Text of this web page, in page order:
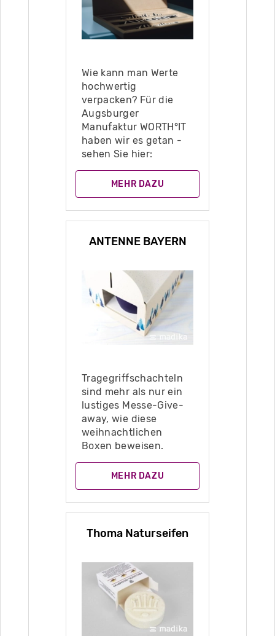
Wie kann man Werte
hochwertig
verpacken? Für die
Augsburger
Manufaktur WORTH°IT
haben wir es getan -
sehen Sie hier:
MEHR DAZU
ANTENNE BAYERN
Tragegriffschachteln
sind mehr als nur ein
lustiges Messe-Give-
away, wie diese
weihnachtlichen
Boxen beweisen.
MEHR DAZU
Thoma Naturseifen